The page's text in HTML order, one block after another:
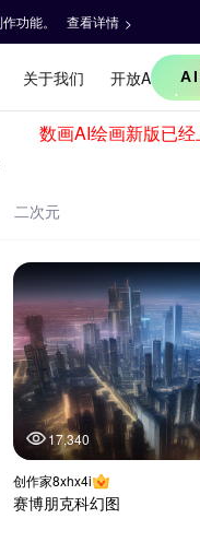
二次元
17,340
创作家8xhx4i
赛博朋克科幻图